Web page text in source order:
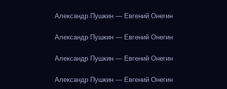
Александр Пушкин — Евгений Онегин
Александр Пушкин — Евгений Онегин
Александр Пушкин — Евгений Онегин
Александр Пушкин — Евгений Онегин